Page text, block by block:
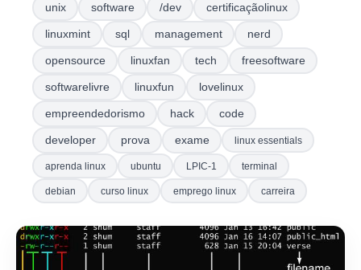
unix software /dev certificaçãolinux
linuxmint sql management nerd
opensource linuxfan tech freesoftware
softwarelivre linuxfun lovelinux
empreendedorismo hack code
developer prova exame linux essentials
aprenda linux ubuntu LPIC-1 terminal
debian curso linux emprego linux carreira